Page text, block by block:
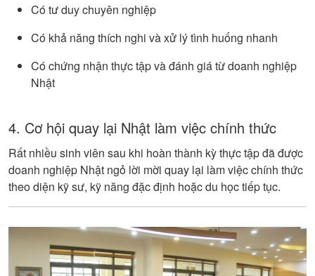
Có tư duy chuyên nghiệp
Có khả năng thích nghi và xử lý tình huống nhanh
Có chứng nhận thực tập và đánh giá từ doanh nghiệp
Nhật
4. Cơ hội quay lại Nhật làm việc chính thức
Rất nhiều sinh viên sau khi hoàn thành kỳ thực tập đã được
doanh nghiệp Nhật ngỏ lời mời quay lại làm việc chính thức
theo diện kỹ sư, kỹ năng đặc định hoặc du học tiếp tục.